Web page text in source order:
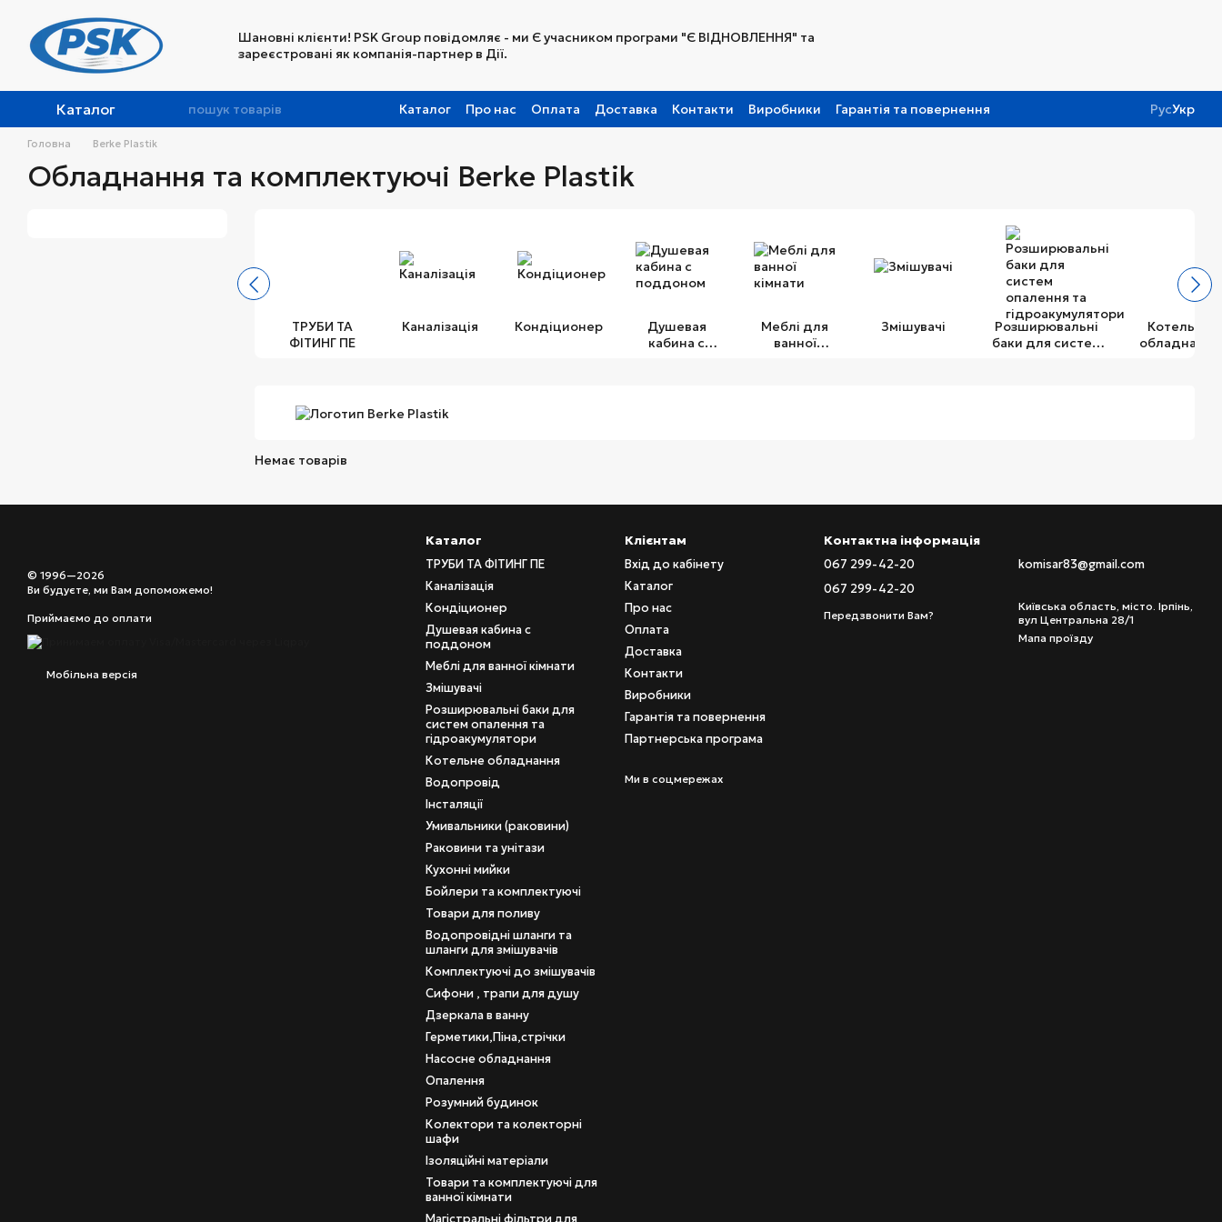
Шановні клієнти! PSK Group повідомляє - ми Є учасником програми "Є ВІДНОВЛЕННЯ" та
зареєстровані як компанія-партнер в Дії.
Каталог Каталог Про нас Оплата Доставка Контакти Виробники
Гарантія та повернення
Партнерська програма
РусУкр
Головна Berke Plastik
Обладнання та комплектуючі Berke Plastik
ТРУБИ ТА
ФІТИНГ ПЕ
Каналізація Кондіционер
Душевая
кабина с
Меблі для
ванної
Змішувачі
Розширювальні
баки для систем
Котельне
обладнання
Немає товарів
© 1996—2026
Ви будуєте, ми Вам допоможемо!
Приймаємо до оплати
Мобільна версія
Каталог
ТРУБИ ТА ФІТИНГ ПЕ
Каналізація
Кондіционер
Душевая кабина с
поддоном
Меблі для ванної кімнати
Змішувачі
Розширювальні баки для
систем опалення та
гідроакумулятори
Котельне обладнання
Водопровід
Інсталяції
Умивальники (раковини)
Раковини та унітази
Кухонні мийки
Бойлери та комплектуючі
Товари для поливу
Водопровідні шланги та
шланги для змішувачів
Комплектуючі до змішувачів
Сифони , трапи для душу
Дзеркала в ванну
Герметики,Піна,стрічки
Насосне обладнання
Опалення
Розумний будинок
Колектори та колекторні
шафи
Ізоляційні матеріали
Товари та комплектуючі для
ванної кімнати
Магістральні фільтри для
Клієнтам
Вхід до кабінету
Каталог
Про нас
Оплата
Доставка
Контакти
Виробники
Гарантія та повернення
Партнерська програма
Ми в соцмережах
Контактна інформація
067 299-42-20
067 299-42-20
Передзвонити Вам?
komisar83@gmail.com
Київська область, місто. Ірпінь,
вул Центральна 28/1
Мапа проїзду